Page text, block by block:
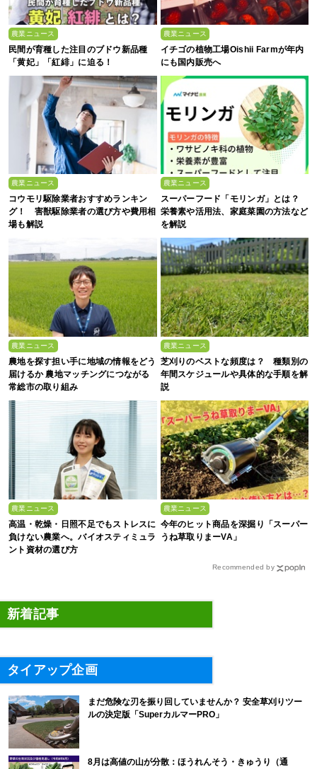
農業ニュース
民間が育種した注目のブドウ新品種
「黄妃」「紅緋」に迫る！
農業ニュース
イチゴの植物工場Oishii Farmが年内
にも国内販売へ
農業ニュース
コウモリ駆除業者おすすめランキン
グ！ 害獣駆除業者の選び方や費用相
場も解説
農業ニュース
スーパーフード「モリンガ」とは？
栄養素や活用法、家庭菜園の方法など
を解説
農業ニュース
農地を探す担い手に地域の情報をどう
届けるか 農地マッチングにつながる
常総市の取り組み
農業ニュース
芝刈りのベストな頻度は？ 種類別の
年間スケジュールや具体的な手順を解
説
農業ニュース
高温・乾燥・日照不足でもストレスに
負けない農業へ。バイオスティミュラ
ント資材の選び方
農業ニュース
今年のヒット商品を深掘り「スーパー
うね草取りまーVA」
Recommended by
新着記事
タイアップ企画
まだ危険な刃を振り回していませんか？ 安全草刈りツー
ルの決定版「SuperカルマーPRO」
8月は高値の山が分散：ほうれんそう・きゅうり（通